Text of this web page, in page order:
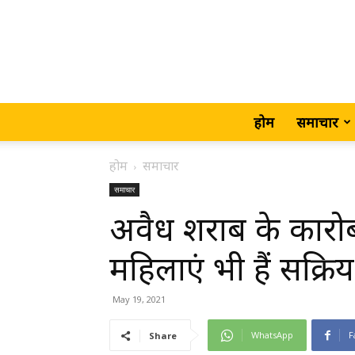
होम समाचार
होम समाचार
समाचार
अवैध शराब के
महिलाएं भी हैं
May 19, 2021
Share WhatsApp